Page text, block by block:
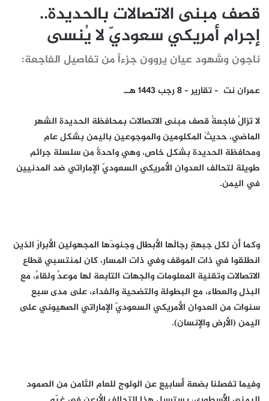
قصف مبنى الاتصالات بالحديدة..
إجرام أمريكي سعوديّ لا يُنسى
ناجون وشهود عيان يروون جزءاً من تفاصيل الفاجعة:
عمران نت – تقارير – 8 رجب 1443 هــ
لا تزالُ فاجعةُ قصف مبنى الاتصالات بمحافظة الحديدة الشهر
الماضي، حديثَ المكلومين والموجوعين باليمن بشكل عام
ومحافظة الحديدة بشكل خاص، وهي واحدةٌ من سلسلة جرائم
طويلة لتحالف العدوان الأمريكي السعوديّ الإماراتي ضد المدنيين
في اليمن.
وكما أن لكل جبهةٍ رجالَها الأبطال وجنودَها المجهولين الأبرارَ الذين
انطلقوا في ذات الموقف وفي ذات المسار، كان لمنتسبي قطاع
الاتصالات وتقنية المعلومات والجهات التابعة لها موعدٌ ولقاءٌ، مع
البذل والعطاء، مع البطولة والتضحية والفداء، على مدى سبع
سنوات من العدوان الأمريكي السعوديّ الإماراتي الصهيوني على
اليمن (الأرض والإنسان).
وفيما تفصلنا بضعة أسابيع عن الولوج للعام الثامن من الصمود